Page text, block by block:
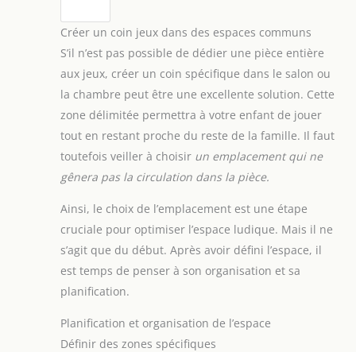
Créer un coin jeux dans des espaces communs
S’il n’est pas possible de dédier une pièce entière
aux jeux, créer un coin spécifique dans le salon ou
la chambre peut être une excellente solution. Cette
zone délimitée permettra à votre enfant de jouer
tout en restant proche du reste de la famille. Il faut
toutefois veiller à choisir un emplacement qui ne
gênera pas la circulation dans la pièce.
Ainsi, le choix de l’emplacement est une étape
cruciale pour optimiser l’espace ludique. Mais il ne
s’agit que du début. Après avoir défini l’espace, il
est temps de penser à son organisation et sa
planification.
Planification et organisation de l’espace
Définir des zones spécifiques